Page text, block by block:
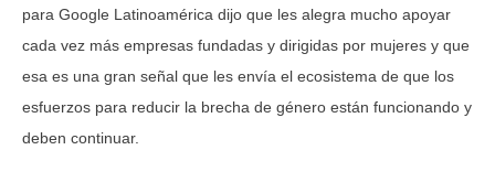
para Google Latinoamérica dijo que les alegra mucho apoyar
cada vez más empresas fundadas y dirigidas por mujeres y que
esa es una gran señal que les envía el ecosistema de que los
esfuerzos para reducir la brecha de género están funcionando y
deben continuar.